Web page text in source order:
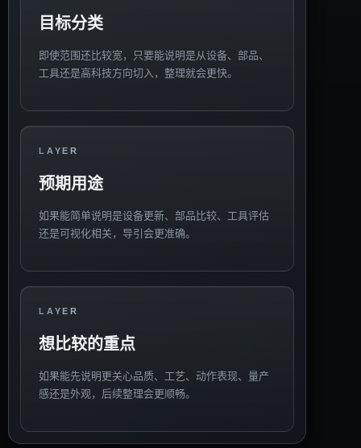
目标分类
即使范围还比较宽，只要能说明是从设备、部品、
工具还是高科技方向切入，整理就会更快。
LAYER
预期用途
如果能简单说明是设备更新、部品比较、工具评估
还是可视化相关，导引会更准确。
LAYER
想比较的重点
如果能先说明更关心品质、工艺、动作表现、量产
感还是外观，后续整理会更顺畅。